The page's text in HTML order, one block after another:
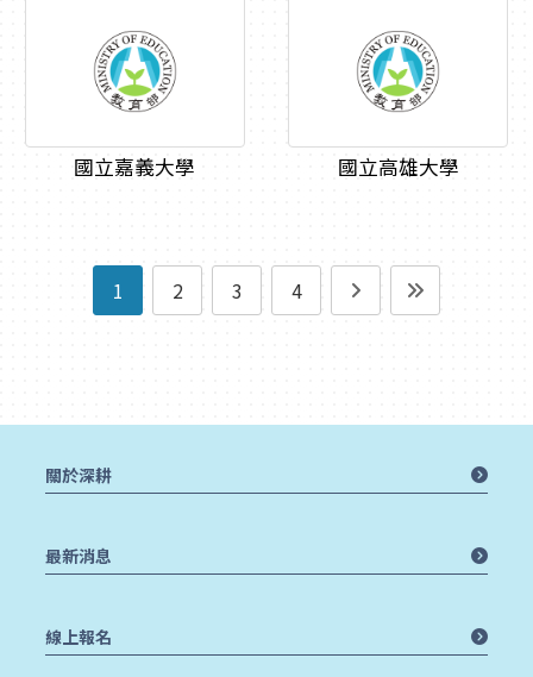
國立嘉義大學 國立高雄大學
1 2 3 4
關於深耕
最新消息
線上報名